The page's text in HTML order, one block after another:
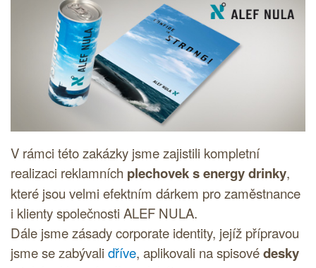
V rámci této zakázky jsme zajistili kompletní
realizaci reklamních plechovek s energy drinky,
které jsou velmi efektním dárkem pro zaměstnance
i klienty společnosti ALEF NULA.
Dále jsme zásadycorporate identity, jejíž přípravou
jsme se zabývali dříve, aplikovali na spisovédesky